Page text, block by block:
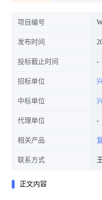
项目编号
发布时间
投标截止时间
招标单位
中标单位
代理单位
相关产品
联系方式
正文内容